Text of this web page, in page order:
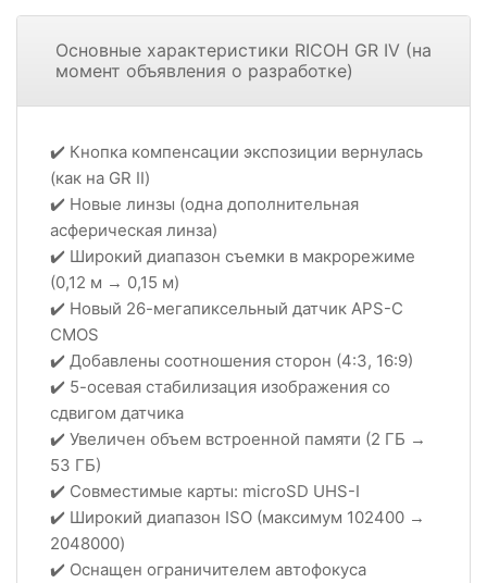
Основные характеристики RICOH GR IV (на
момент объявления о разработке)
✔️ Кнопка компенсации экспозиции вернулась
(как на GR II)
✔️ Новые линзы (одна дополнительная
асферическая линза)
✔️ Широкий диапазон съемки в макрорежиме
(0,12 м → 0,15 м)
✔️ Новый 26-мегапиксельный датчик APS-C
CMOS
✔️ Добавлены соотношения сторон (4:3, 16:9)
✔️ 5-осевая стабилизация изображения со
сдвигом датчика
✔️ Увеличен объем встроенной памяти (2 ГБ →
53 ГБ)
✔️ Совместимые карты: microSD UHS-I
✔️ Широкий диапазон ISO (максимум 102400 →
2048000)
✔️ Оснащен ограничителем автофокуса